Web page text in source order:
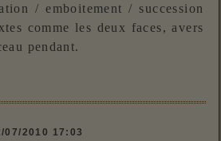
/ emboitement / succession
comme les deux faces, avers
pendant.
07/2010 17:03